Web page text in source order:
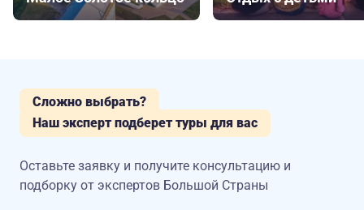
Сложно выбрать?
Наш эксперт подберет туры для вас
Оставьте заявку и получите консультацию и
подборку от экспертов Большой Страны